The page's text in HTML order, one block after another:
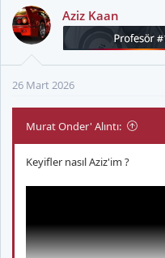
k
i
l
:
Aziz Kaan
26 Mart 2026
Murat Onder' Alıntı:
Keyifler nasıl Aziz'im ?